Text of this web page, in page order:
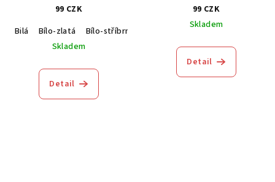
99 CZK
Bilá
Bílo-zlatá
Bílo-stříbrná
Skladem
Detail
99 CZK
Skladem
Detail